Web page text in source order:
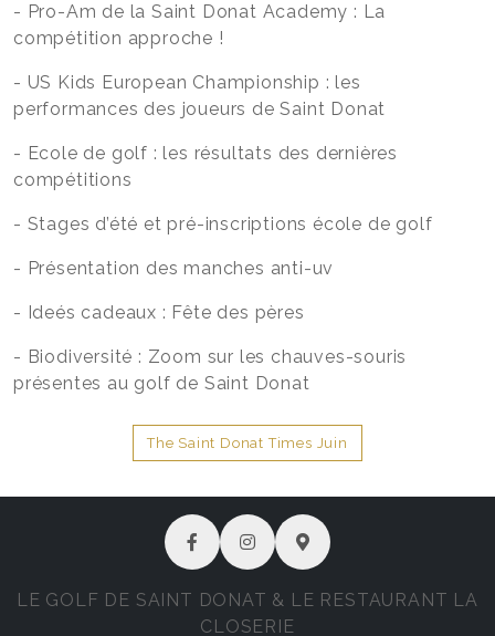
- Pro-Am de la Saint Donat Academy : La
compétition approche !
- US Kids European Championship : les
performances des joueurs de Saint Donat
- Ecole de golf : les résultats des dernières
compétitions
- Stages d’été et pré-inscriptions école de golf
- Présentation des manches anti-uv
- Ideés cadeaux : Fête des pères
- Biodiversité : Zoom sur les chauves-souris
présentes au golf de Saint Donat
The Saint Donat Times Juin
LE GOLF DE SAINT DONAT & LE RESTAURANT LA
CLOSERIE